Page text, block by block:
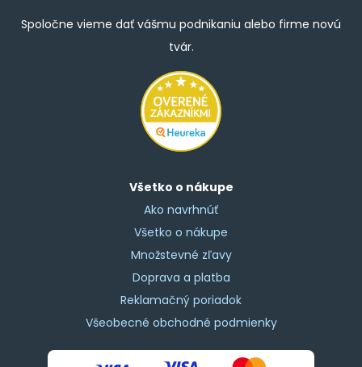
Spoločne vieme dať vášmu podnikaniu alebo firme novú
tvár.
Všetko o nákupe
Ako navrhnúť
Všetko o nákupe
Množstevné zľavy
Doprava a platba
Reklamačný poriadok
Všeobecné obchodné podmienky